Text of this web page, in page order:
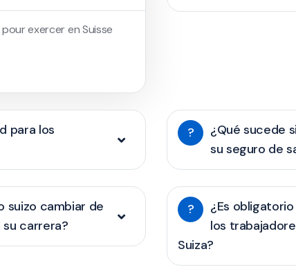
exercer en Suisse
para los
?
¿Qué sucede
su seguro de
suizo cambiar de
carrera?
?
¿Es
los
Suiza?